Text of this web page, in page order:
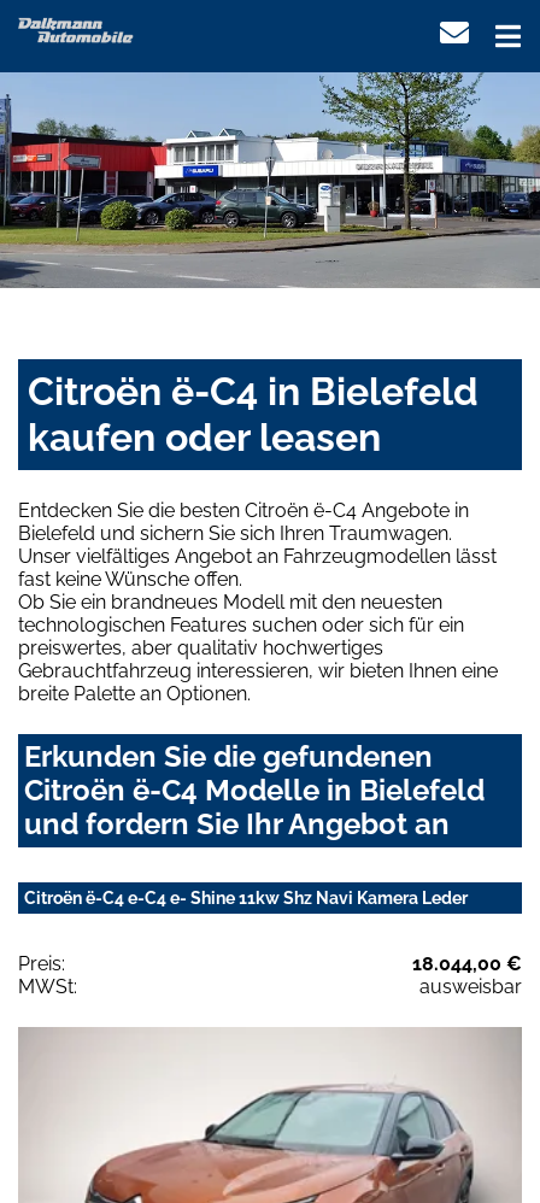
Citroën ë-C4 in Bielefeld
kaufen oder leasen
Entdecken Sie die besten Citroën ë-C4 Angebote in
Bielefeld und sichern Sie sich Ihren Traumwagen.
Unser vielfältiges Angebot an Fahrzeugmodellen lässt
fast keine Wünsche offen.
Ob Sie ein brandneues Modell mit den neuesten
technologischen Features suchen oder sich für ein
preiswertes, aber qualitativ hochwertiges
Gebrauchtfahrzeug interessieren, wir bieten Ihnen eine
breite Palette an Optionen.
Erkunden Sie die gefundenen
Citroën ë-C4 Modelle in Bielefeld
und fordern Sie Ihr Angebot an
Citroën ë-C4 e-C4 e- Shine 11kw Shz Navi Kamera Leder
Preis:
18.044,00 €
MWSt:
ausweisbar